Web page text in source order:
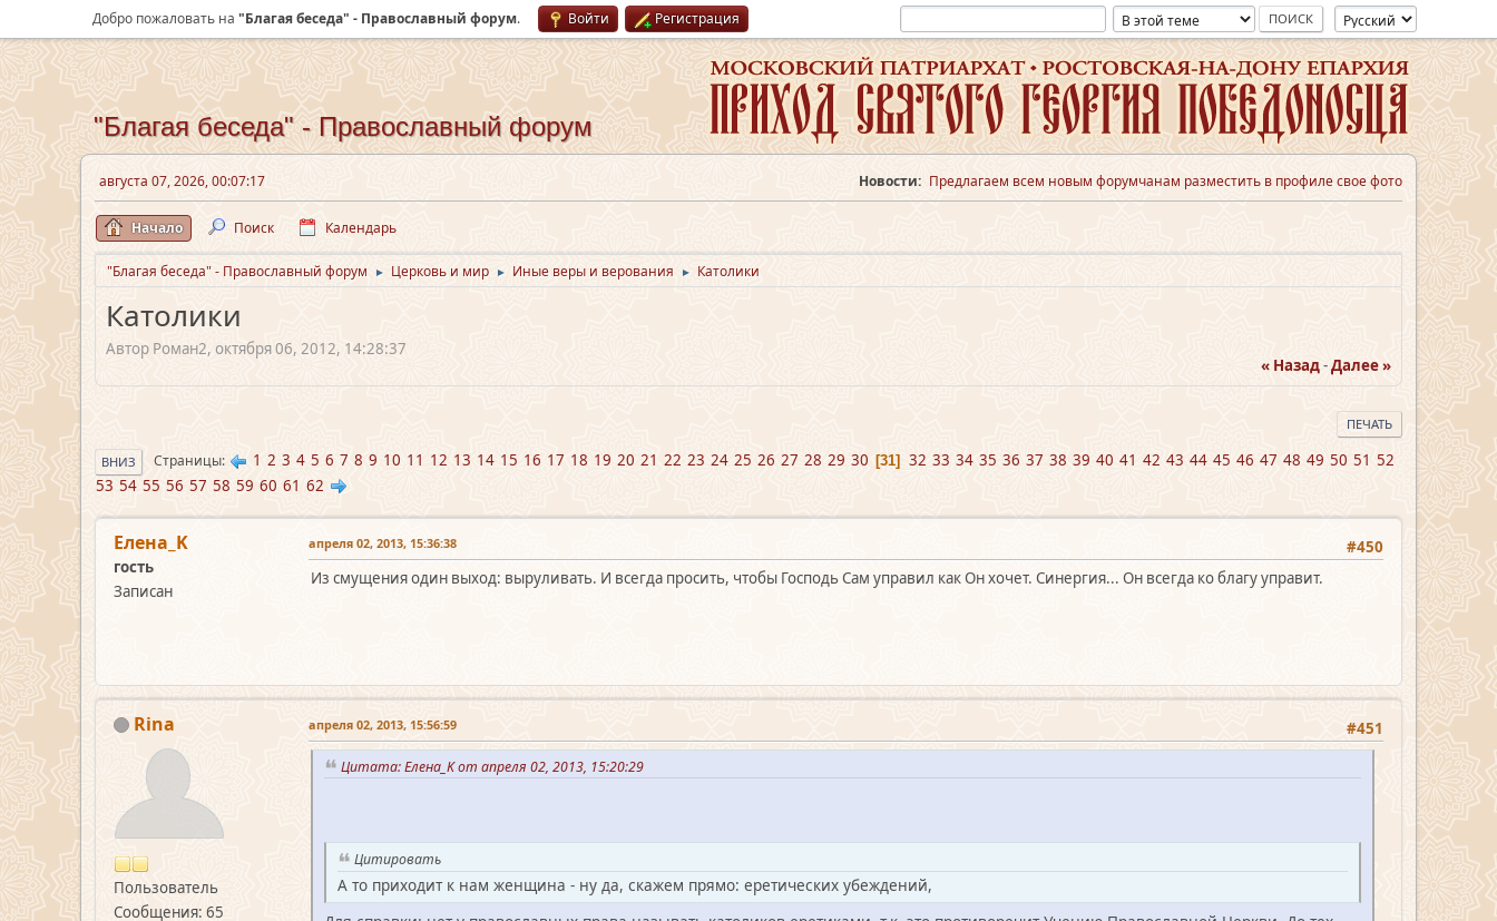
Добро пожаловать на "Благая беседа" - Православный форум. Войти Регистрация
"Благая беседа" - Православный форум
августа 07, 2026, 00:07:17 Новости: Предлагаем всем новым форумчанам разместить в профиле свое фото
Начало Поиск Календарь
"Благая беседа" - Православный форум ► Церковь и мир ► Иные веры и верования ► Католики
Католики
Автор Роман2, октября 06, 2012, 14:28:37
« Назад-Далее »
ПЕЧАТЬ
ВНИЗ Страницы 1 2 3 4 5 6 7 8 9 10 11 12 13 14 15 16 17 18 19 20 21 22 23 24 25 26 27 28 29 30 31 32 33 34 35 36 37 38 39 40 41 42 43 44 45 46 47 48 49 50 51 52
53 54 55 56 57 58 59 60 61 62
Елена_K
гость
Записан
#450
апреля 02, 2013, 15:36:38
Из смущения один выход: выруливать. И всегда просить, чтобы Господь Сам управил как Он хочет. Синергия... Он всегда ко благу управит.
Rina
Пользователь
Сообщения: 65
#451
апреля 02, 2013, 15:56:59
Цитата: Елена_K от апреля 02, 2013, 15:20:29
Цитировать
А то приходит к нам женщина - ну да, скажем прямо: еретических убеждений,